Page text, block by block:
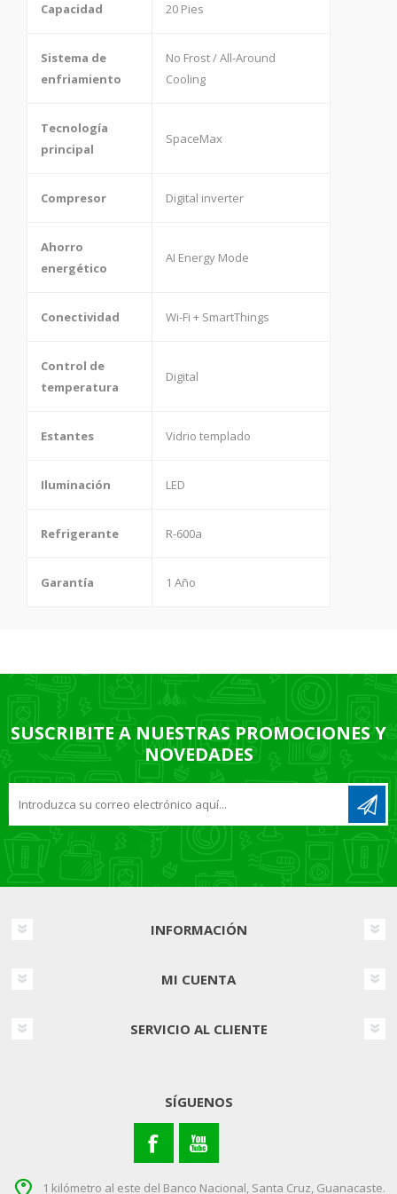
Capacidad 20 Pies
Sistema de
enfriamiento
No Frost / All-Around
Cooling
Tecnología
principal
SpaceMax
Compresor Digital inverter
Ahorro
energético
AI Energy Mode
Conectividad Wi-Fi + SmartThings
Control de
temperatura
Digital
Estantes Vidrio templado
Iluminación LED
Refrigerante R-600a
Garantía 1 Año
SUSCRIBITE A NUESTRAS PROMOCIONES Y
NOVEDADES
INFORMACIÓN
MI CUENTA
SERVICIO AL CLIENTE
SÍGUENOS
1 kilómetro al este del Banco Nacional, Santa Cruz, Guanacaste.